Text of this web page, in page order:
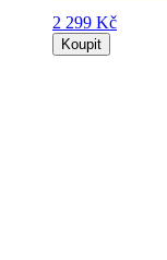
2 299 Kč
Koupit